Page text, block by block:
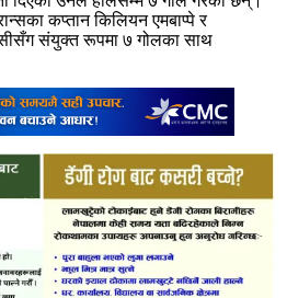
कप्तान किलियन एमबाप्पे र
संयुक्त रूपमा ७ गोलका साथ